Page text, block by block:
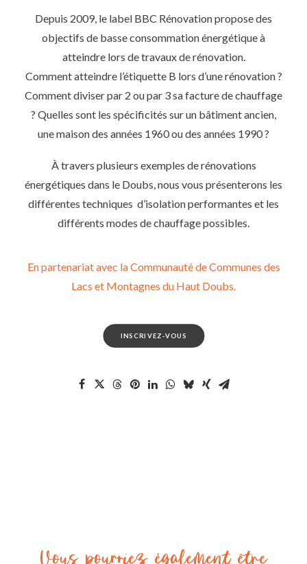
Depuis 2009, le label BBC Rénovation propose des
objectifs de basse consommation énergétique à
atteindre lors de travaux de rénovation.
Comment atteindre l’étiquette B lors d’une rénovation ?
Comment diviser par 2 ou par 3 sa facture de chauffage
? Quelles sont les spécificités sur un bâtiment ancien,
une maison des années 1960 ou des années 1990 ?
À travers plusieurs exemples de rénovations
énergétiques dans le Doubs, nous vous présenterons les
différentes techniques d’isolation performantes et les
différents modes de chauffage possibles.
En partenariat avec la Communauté de Communes des
Lacs et Montagnes du Haut Doubs.
INSCRIVEZ-VOUS
Vous pourriez également être